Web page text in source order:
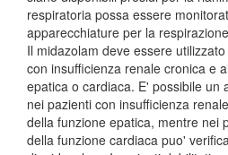
respiratoria possa essere
apparecchiature per la
Il midazolam deve essere
con insufficienza renale cronica e
epatica o cardiaca. E' possibile un
nei pazienti con insufficienza
della funzione epatica, mentre nei
della funzione cardiaca puo'